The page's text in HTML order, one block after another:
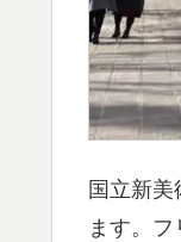
国立新
ます。